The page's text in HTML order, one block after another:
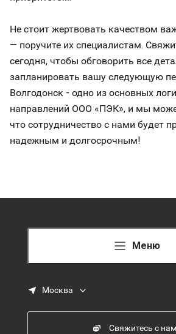
Не стоит жертвовать качеством
— поручите их специалистам.
сегодня, чтобы обговорить все
запланировать вашу следующую
Волгодонск - одно из основных
направлений ООО «ПЭК», и мы
что сотрудничество с нами будет
надежным и долгосрочным!
Меню
Москва
Свяжитесь с